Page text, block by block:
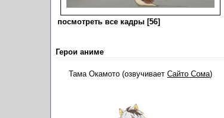
посмотреть все кадры [56]
Герои аниме
Тама Окамото (озвучивает Сайто Сома)